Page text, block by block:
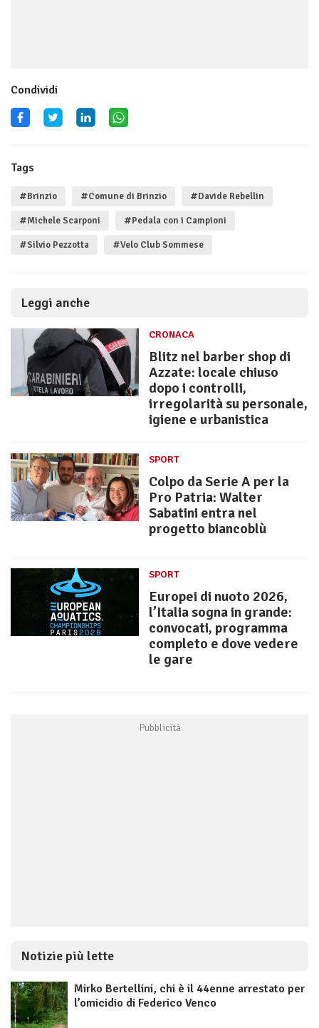
Condividi
Tags
#Brinzio #Comune di Brinzio #Davide Rebellin
#Michele Scarponi #Pedala con i Campioni
#Silvio Pezzotta #Velo Club Sommese
Leggi anche
CRONACA
Blitz nel barber shop di
Azzate: locale chiuso
dopo i controlli,
irregolarità su personale,
igiene e urbanistica
SPORT
Colpo da Serie A per la
Pro Patria: Walter
Sabatini entra nel
progetto biancoblù
SPORT
Europei di nuoto 2026,
l’Italia sogna in grande:
convocati, programma
completo e dove vedere
le gare
Notizie più lette
Mirko Bertellini, chi è il 44enne arrestato per
l’omicidio di Federico Venco